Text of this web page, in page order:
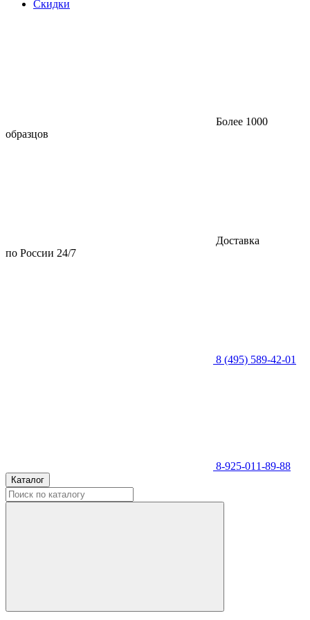
Скидки
Более 1000
образцов
Доставка
по России 24/7
8 (495) 589-42-01
8-925-011-89-88
Каталог